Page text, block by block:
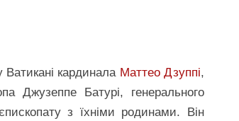
Ватикані кардинала Маттео Дзуппі,
Джузеппе Батурі, генерального
з їхніми родинами. Він